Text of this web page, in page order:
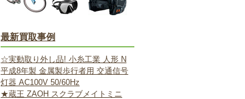
最新買取事例
☆実動取り外し品! 小糸工業 人形 N
平成8年製 金属製歩行者用 交通信号
灯器 AC100V 50/60Hz
★蔵王 ZAOH スクラブメイトミニ